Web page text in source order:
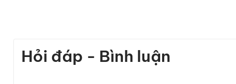
Hỏi đáp - Bình luận